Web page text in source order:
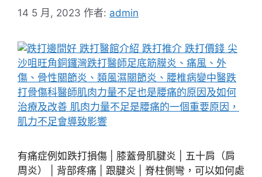
14 5 月, 2023 作者: admin
有痛症例如跌打損傷 | 膝蓋骨肌腱炎 | 五十肩（肩
周炎） | 背部疼痛 | 跟腱炎 | 脊柱側彎，可以如何處